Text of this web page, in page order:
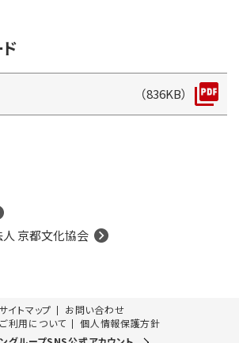
（836KB）
京都文化協会
サイトマップ
お問い合わせ
利用について
個人情報保護方針